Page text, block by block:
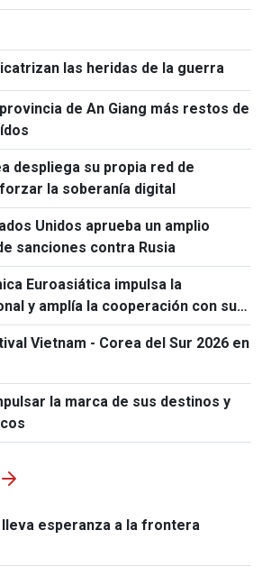
las heridas de la guerra
de An Giang más restos de
despliega su propia red de
la soberanía digital
Unidos aprueba un amplio
sanciones contra Rusia
Euroasiática impulsa la
y amplía la cooperación con sus
Vietnam - Corea del Sur 2026 en
la marca de sus destinos y
esperanza a la frontera